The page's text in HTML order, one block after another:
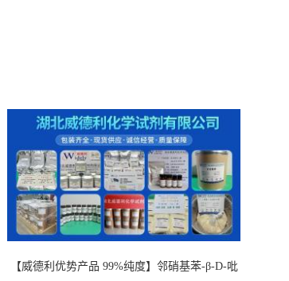
【威德利优势产品 99%纯度】邻硝基苯-β-D-吡